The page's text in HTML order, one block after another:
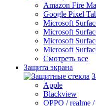
Amazon Fire
Google Pixel
Microsoft
Microsoft
Microsoft
Microsoft
Смотреть все
Защита экрана
Apple
Blackview
OPPO / realme